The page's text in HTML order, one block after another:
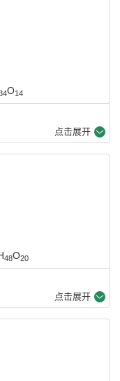
O14
点击展开
48O20
点击展开